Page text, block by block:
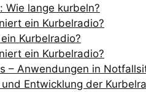
Wie lange kurbeln?
ein Kurbelradio?
Kurbelradio?
ein Kurbelradio?
– Anwendungen in
Entwicklung der